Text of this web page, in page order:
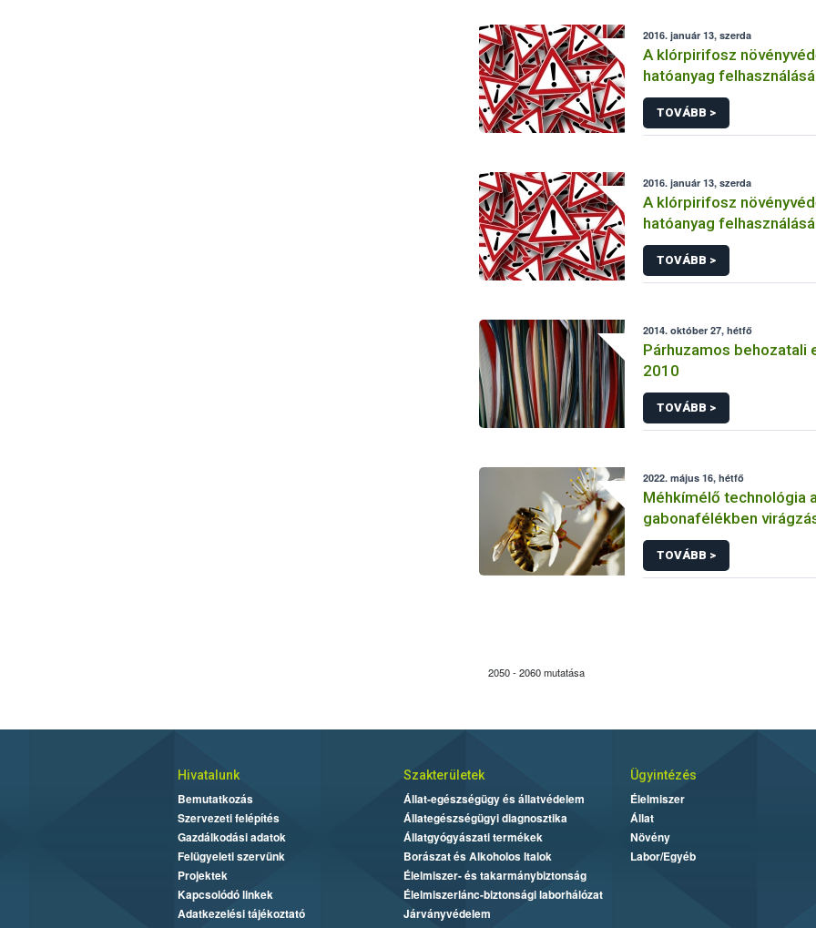
2016. január 13, szerda
A klórpirifosz
hatóanyag
korlátozása
TOVÁBB >
2016. január 13, szerda
A klórpirifosz
hatóanyag
korlátozása
TOVÁBB >
2014. október 27, hétfő
Párhuzamos behozatali
2010
TOVÁBB >
2022. május 16, hétfő
Méhkímélő technológia
gabonafélékben
TOVÁBB >
2050 - 2060 mutatása
Hivatalunk
Bemutatkozás
Szervezeti felépítés
Gazdálkodási adatok
Felügyeleti szervünk
Projektek
Kapcsolódó linkek
Adatkezelési tájékoztató
Szakterületek
Állat-egészségügy és állatvédelem
Állategészségügyi diagnosztika
Állatgyógyászati termékek
Borászat és Alkoholos Italok
Élelmiszer- és takarmánybiztonság
Élelmiszerlánc-biztonsági laborhálózat
Járványvédelem
Ügyintézés
Élelmiszer
Állat
Növény
Labor/Egyéb